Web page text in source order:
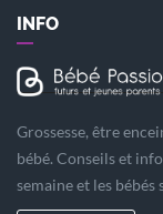
INFO
Grossesse, être
bébé. Conseils et
semaine et les bébés